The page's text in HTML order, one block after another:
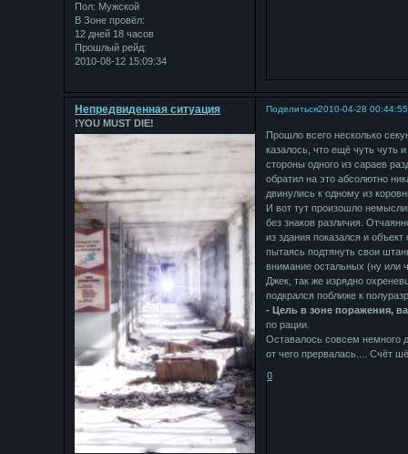
Пол: Мужской
В Зоне провёл:
12 дней 18 часов
Прошлый рейд:
2010-08-12 15:09:34
Поделиться2010-04-28 00:44:55
Непредвиденная ситуация
!YOU MUST DIE!
Прошло всего несколько
казалось, что ещё чуть чуть
стороны одного из сараев
обратил на это абсолютно
двинулись к одному из
И вот тут произошло
без знаков различия.
из здания показался и
пытаясь подтянуть свои
внимание остальных (ну или
Джек, так же изрядно
подкрался поближе к
- Цель в зоне поражения,
по рации.
Оставалось совсем немного
от чего прервалась.... Счёт
0